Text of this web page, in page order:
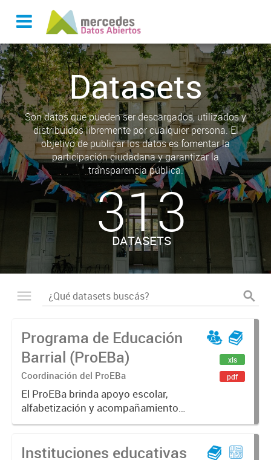
Datasets
Son datos que pueden ser descargados, utilizados y
distribuidos libremente por cualquier persona. El
objetivo de publicar los datos es fomentar la
participación ciudadana y garantizar la
transparencia pública.
313
DATASETS
Programa de Educación
Barrial (ProEBa)
Coordinación del ProEBa
El ProEBa brinda apoyo escolar,
alfabetización y acompañamiento
integral a cientos de niños, niñas,
más de 50 sedes barriales. Trabaja
xls
pdf
Instituciones educativas